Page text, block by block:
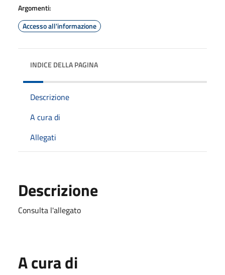
Argomenti:
Accesso all'informazione
INDICE DELLA PAGINA
Descrizione
A cura di
Allegati
Descrizione
Consulta l'allegato
A cura di